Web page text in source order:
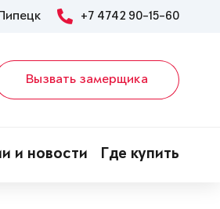
+7 4742 90-15-60
Вызвать замерщика
и новости Где купить